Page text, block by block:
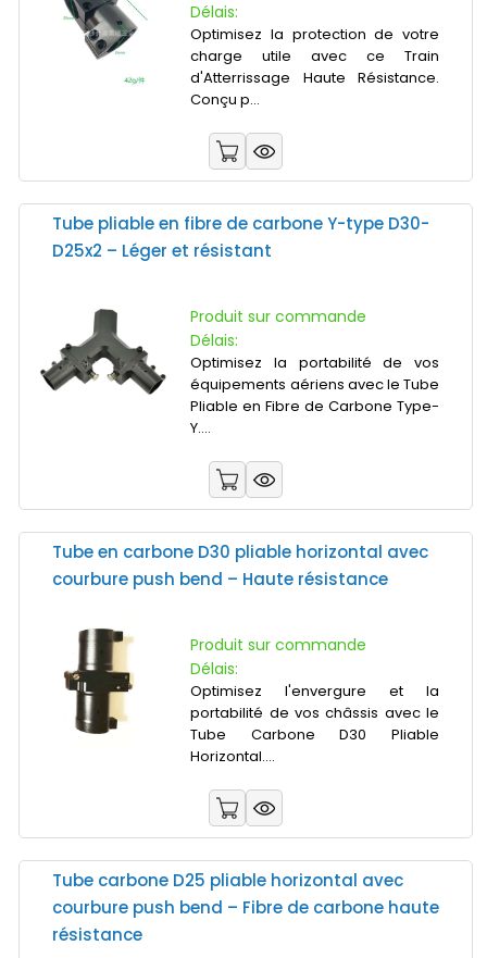
Délais:
Optimisez la protection de votre
charge utile avec ce Train
d'Atterrissage Haute Résistance.
Conçu p...
Tube pliable en fibre de carbone Y-type D30-
D25x2 – Léger et résistant
Produit sur commande
Délais:
Optimisez la portabilité de vos
équipements aériens avec le Tube
Pliable en Fibre de Carbone Type-
Y....
Tube en carbone D30 pliable horizontal avec
courbure push bend – Haute résistance
Produit sur commande
Délais:
Optimisez l'envergure et la
portabilité de vos châssis avec le
Tube Carbone D30 Pliable
Horizontal....
Tube carbone D25 pliable horizontal avec
courbure push bend – Fibre de carbone haute
résistance